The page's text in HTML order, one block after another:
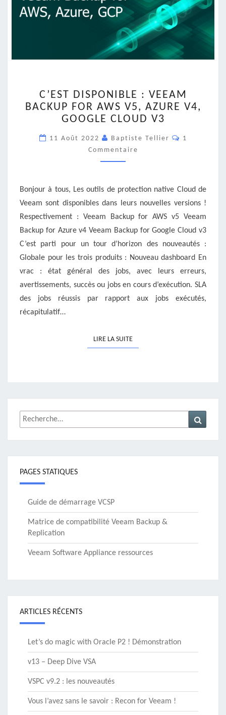
DISPONIBLE
:
VEEAM
FOR
AWS
V5,
GOOGLE
CLOUD
V3
C’EST DISPONIBLE : VEEAM
BACKUP FOR AWS V5, AZURE V4,
GOOGLE CLOUD V3
11 Août 2022 Baptiste Tellier
1
Commentaire
Bonjour à tous, Les outils de protection native Cloud de
Veeam sont disponibles dans leurs nouvelles versions !
Respectivement : Veeam Backup for AWS v5 Veeam
Backup for Azure v4 Veeam Backup for Google Cloud v3
C’est parti pour un tour d’horizon des nouveautés :
Globale pour les trois produits : Nouveau dashboard En
vrac : état général des jobs, avec leurs erreurs,
avertissements, succès ou jobs en cours d’exécution. SLA
des jobs réussis par rapport aux jobs exécutés,
récapitulatif…
LIRE LA SUITELIRE LA SUITE
Rechercher :
PAGES STATIQUES
Guide de démarrage VCSP
Matrice de compatibilité Veeam Backup &
Replication
Veeam Software Appliance ressources
ARTICLES RÉCENTS
Let’s do magic with Oracle P2 ! Démonstration
v13 – Deep Dive VSA
VSPC v9.2 : les nouveautés
Vous l’avez sans le savoir : Recon for Veeam !